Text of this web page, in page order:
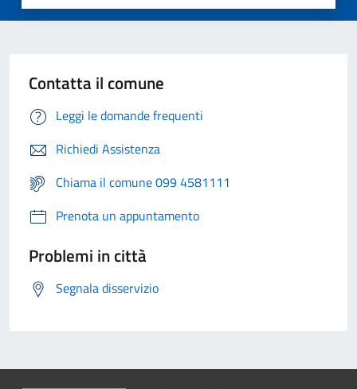
Contatta il comune
Leggi le domande frequenti
Richiedi Assistenza
Chiama il comune 099 4581111
Prenota un appuntamento
Problemi in città
Segnala disservizio